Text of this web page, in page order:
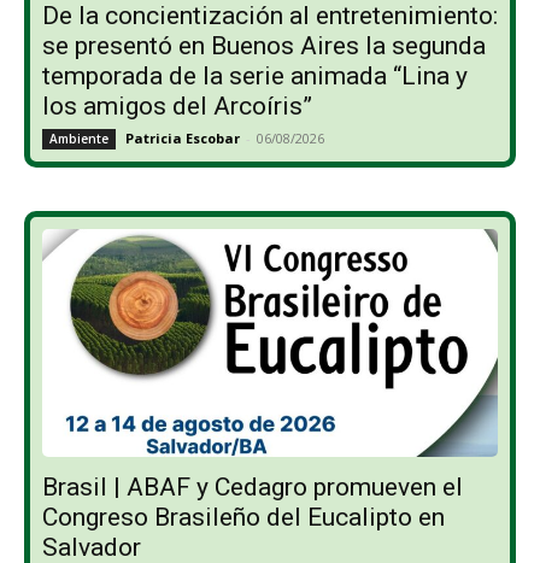
De la concientización al entretenimiento:
se presentó en Buenos Aires la segunda
temporada de la serie animada “Lina y
los amigos del Arcoíris”
Ambiente Patricia Escobar - 06/08/2026
Brasil | ABAF y Cedagro promueven el
Congreso Brasileño del Eucalipto en
Salvador